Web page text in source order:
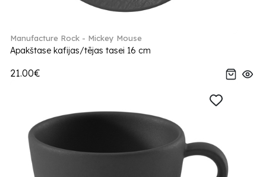
Manufacture Rock - Mickey Mouse
Apakštase kafijas/tējas tasei 16 cm
21.00€